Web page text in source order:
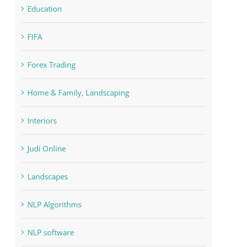
Education
FIFA
Forex Trading
Home & Family, Landscaping
Interiors
Judi Online
Landscapes
NLP Algorithms
NLP software